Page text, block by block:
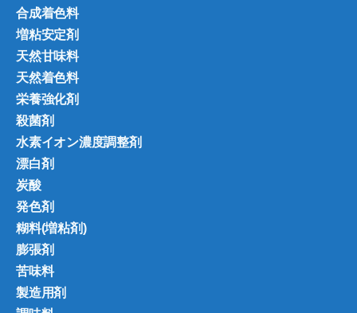
合成着色料
増粘安定剤
天然甘味料
天然着色料
栄養強化剤
殺菌剤
水素イオン濃度調整剤
漂白剤
炭酸
発色剤
糊料(増粘剤)
膨張剤
苦味料
製造用剤